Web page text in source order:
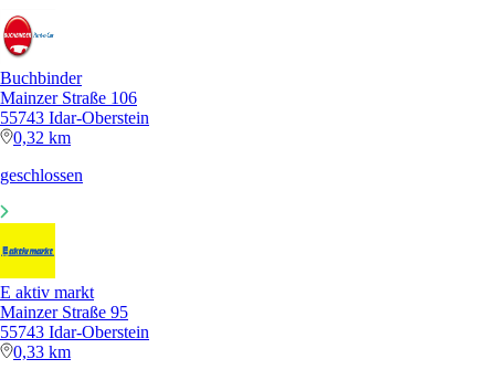
Buchbinder
Mainzer Straße 106
55743 Idar-Oberstein
0,32 km
geschlossen
E aktiv markt
Mainzer Straße 95
55743 Idar-Oberstein
0,33 km